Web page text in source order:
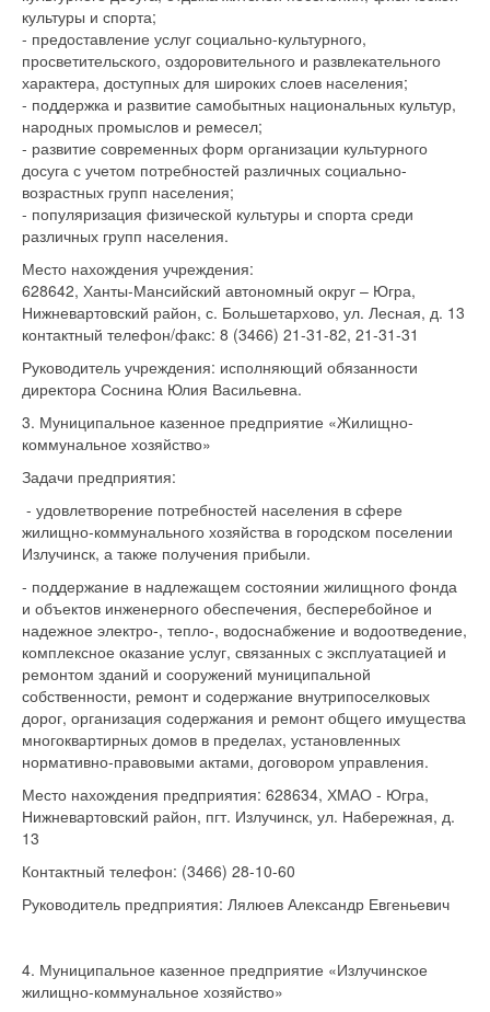
культуры и спорта;
- предоставление услуг социально-культурного,
просветительского, оздоровительного и развлекательного
характера, доступных для широких слоев населения;
- поддержка и развитие самобытных национальных культур,
народных промыслов и ремесел;
- развитие современных форм организации культурного
досуга с учетом потребностей различных социально-
возрастных групп населения;
- популяризация физической культуры и спорта среди
различных групп населения.
Место нахождения учреждения:
628642, Ханты-Мансийский автономный округ – Югра,
Нижневартовский район, с. Большетархово, ул. Лесная, д. 13
контактный телефон/факс: 8 (3466) 21-31-82, 21-31-31
Руководитель учреждения: исполняющий обязанности
директора Соснина Юлия Васильевна.
3. Муниципальное казенное предприятие «Жилищно-
коммунальное хозяйство»
Задачи предприятия:
- удовлетворение потребностей населения в сфере
жилищно-коммунального хозяйства в городском поселении
Излучинск, а также получения прибыли.
- поддержание в надлежащем состоянии жилищного фонда
и объектов инженерного обеспечения, бесперебойное и
надежное электро-, тепло-, водоснабжение и водоотведение,
комплексное оказание услуг, связанных с эксплуатацией и
ремонтом зданий и сооружений муниципальной
собственности, ремонт и содержание внутрипоселковых
дорог, организация содержания и ремонт общего имущества
многоквартирных домов в пределах, установленных
нормативно-правовыми актами, договором управления.
Место нахождения предприятия: 628634, ХМАО - Югра,
Нижневартовский район, пгт. Излучинск, ул. Набережная, д.
13
Контактный телефон: (3466) 28-10-60
Руководитель предприятия: Лялюев Александр Евгеньевич
4. Муниципальное казенное предприятие «Излучинское
жилищно-коммунальное хозяйство»